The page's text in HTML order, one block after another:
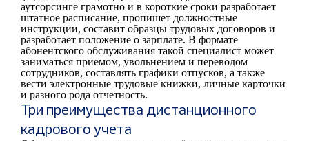
аутсорсинге грамотно и в короткие сроки разработает
штатное расписание, пропишет должностные
инструкции, составит образцы трудовых договоров и
разработает положение о зарплате. В формате
абонентского обслуживания такой специалист может
заниматься приемом, увольнением и переводом
сотрудников, составлять графики отпусков, а также
вести электронные трудовые книжки, личные карточки
и разного рода отчетность.
Три преимущества дистанционного
кадрового учета